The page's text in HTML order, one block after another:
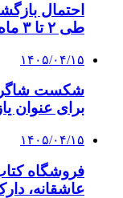
احتمال
طی ۲ تا ۳ ماه آینده
۱۴۰۵/۰۴/۱۵
شکست
برای عنوان
۱۴۰۵/۰۴/۱۵
عاشقانه،